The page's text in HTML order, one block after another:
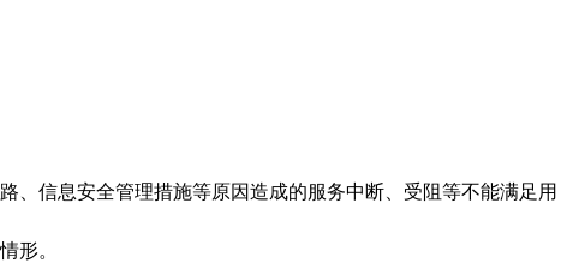
信息安全管理措施等原因造成的服务中断、受阻等不能满足用
形。